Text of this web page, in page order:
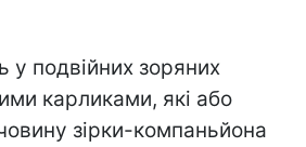
у подвійних зоряних
карликами, які або
зірки-компаньйона